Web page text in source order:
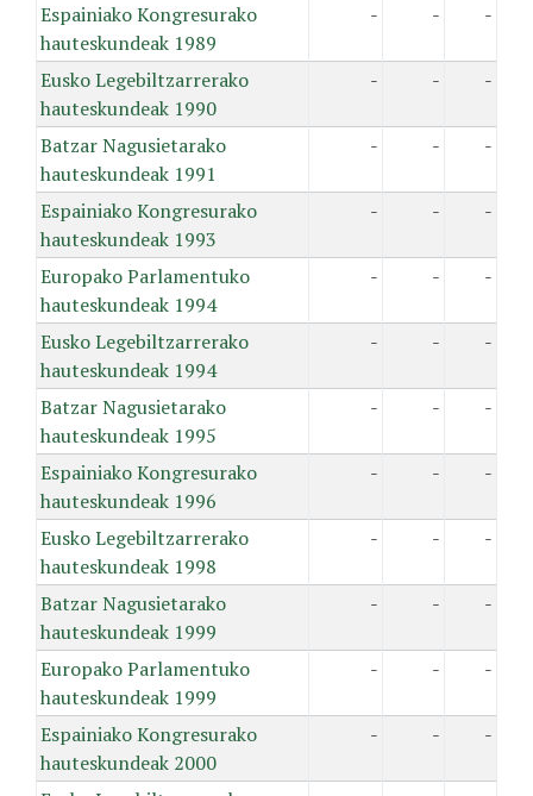
Espainiako Kongresurako
hauteskundeak 1989
- - -
Eusko Legebiltzarrerako
hauteskundeak 1990
- - -
Batzar Nagusietarako
hauteskundeak 1991
- - -
Espainiako Kongresurako
hauteskundeak 1993
- - -
Europako Parlamentuko
hauteskundeak 1994
- - -
Eusko Legebiltzarrerako
hauteskundeak 1994
- - -
Batzar Nagusietarako
hauteskundeak 1995
- - -
Espainiako Kongresurako
hauteskundeak 1996
- - -
Eusko Legebiltzarrerako
hauteskundeak 1998
- - -
Batzar Nagusietarako
hauteskundeak 1999
- - -
Europako Parlamentuko
hauteskundeak 1999
- - -
Espainiako Kongresurako
hauteskundeak 2000
- - -